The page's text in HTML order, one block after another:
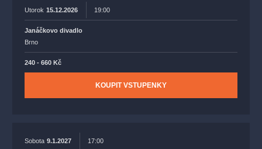
Utorok 15.12.2026 19:00
Janáčkovo divadlo
Brno
240 - 660 Kč
KOUPIT VSTUPENKY
Sobota 9.1.2027 17:00